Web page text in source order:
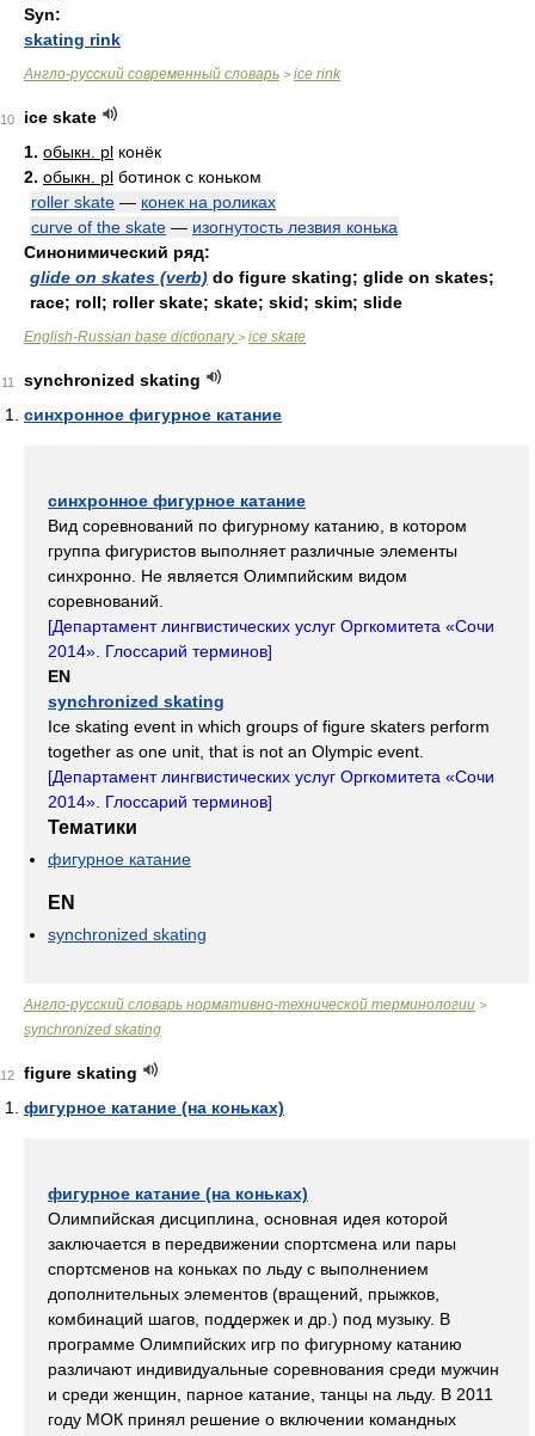
Syn:
skating rink
Англо-русский современный словарь > ice rink
10
ice skate
1. обыкн. pl конёк
2. обыкн. pl ботинок с коньком
roller skate — конек на роликах
curve of the skate — изогнутость лезвия конька
Синонимический ряд:
glide on skates (verb) do figure skating; glide on skates;
race; roll; roller skate; skate; skid; skim; slide
English-Russian base dictionary> ice skate
11
synchronized skating
синхронное фигурное катание
синхронное фигурное катание
Вид соревнований по фигурному катанию, в котором
группа фигуристов выполняет различные элементы
синхронно. Не является Олимпийским видом
соревнований.
[Департамент лингвистических услуг Оргкомитета «Сочи
2014». Глоссарий терминов]
EN
synchronized skating
Ice skating event in which groups of figure skaters perform
together as one unit, that is not an Olympic event.
[Департамент лингвистических услуг Оргкомитета «Сочи
2014». Глоссарий терминов]
Тематики
фигурное катание
EN
synchronized skating
Англо-русский словарь нормативно-технической терминологии >
synchronized skating
12
figure skating
фигурное катание (на коньках)
фигурное катание (на коньках)
Олимпийская дисциплина, основная идея которой
заключается в передвижении спортсмена или пары
спортсменов на коньках по льду с выполнением
дополнительных элементов (вращений, прыжков,
комбинаций шагов, поддержек и др.) под музыку. В
программе Олимпийских игр по фигурному катанию
различают индивидуальные соревнования среди мужчин
и среди женщин, парное катание, танцы на льду. В 2011
году МОК принял решение о включении командных